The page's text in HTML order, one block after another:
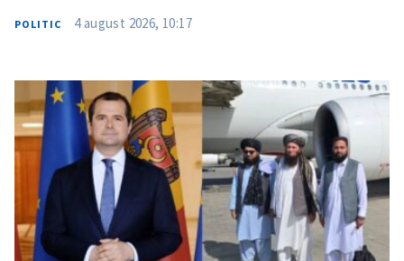
POLITIC 4 august 2026, 10:17